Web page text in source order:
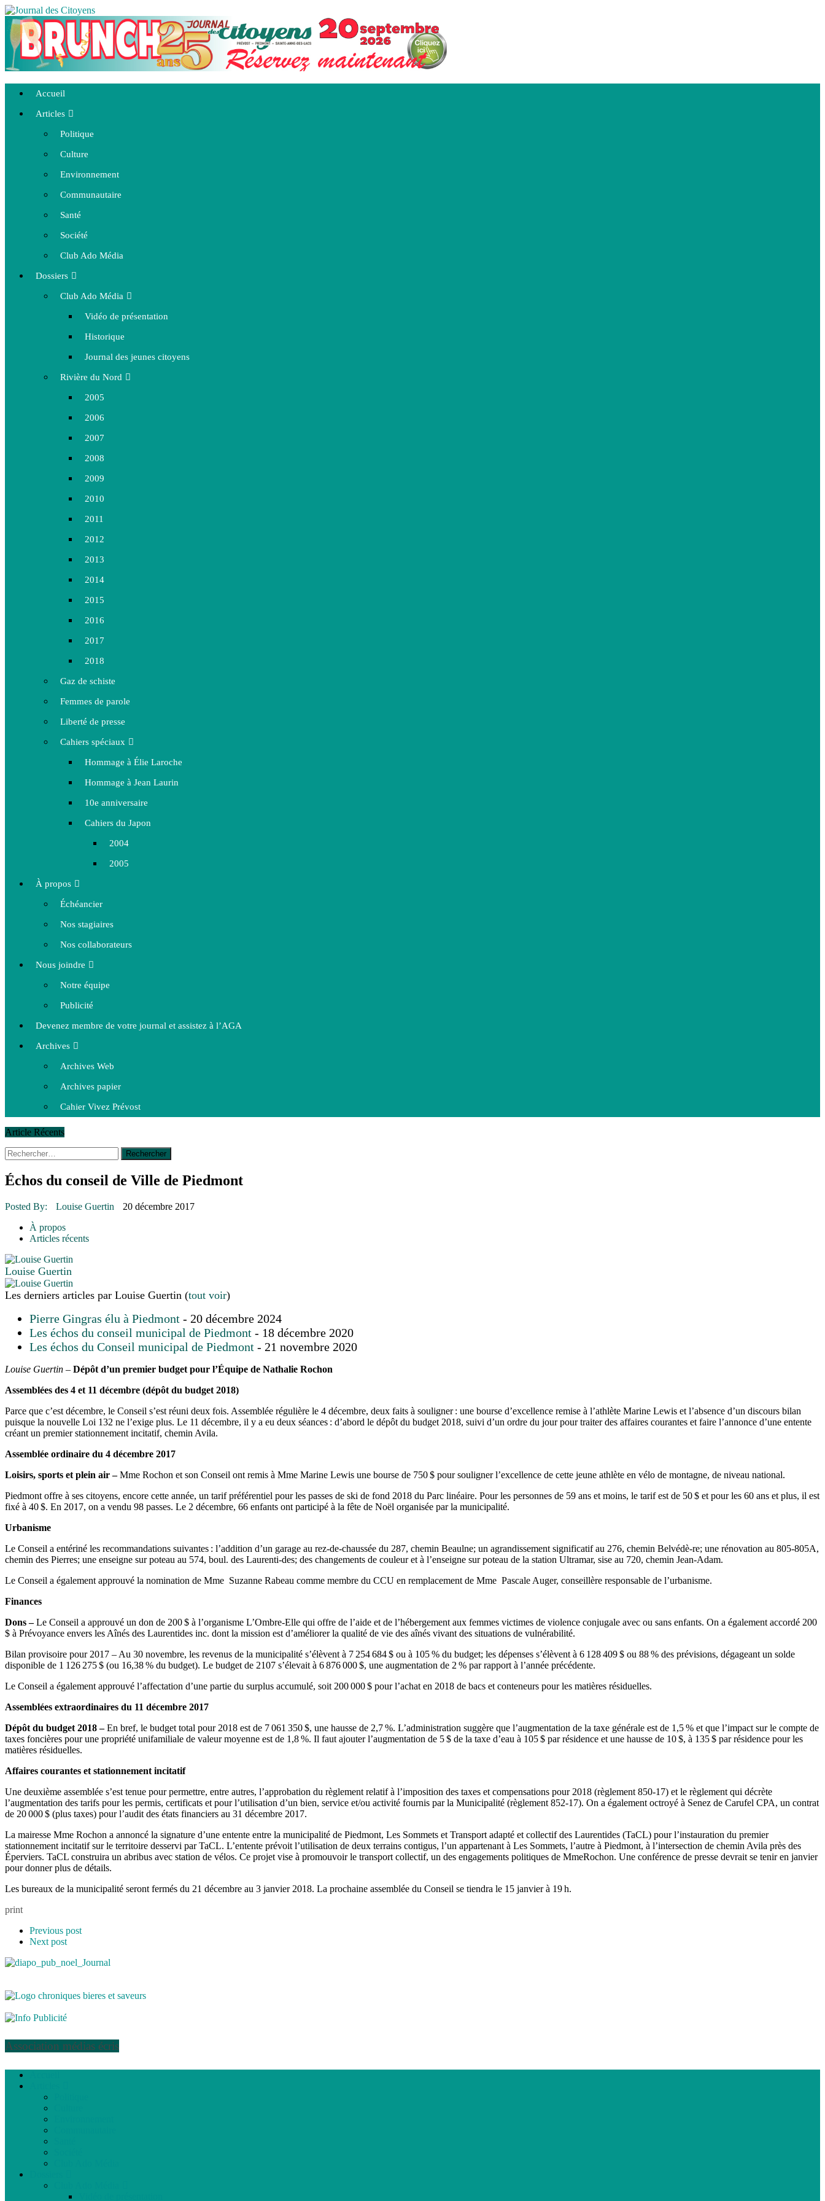
Accueil
Articles
Politique
Culture
Environnement
Communautaire
Santé
Société
Club Ado Média
Dossiers
Club Ado Média
Vidéo de présentation
Historique
Journal des jeunes citoyens
Rivière du Nord
2005
2006
2007
2008
2009
2010
2011
2012
2013
2014
2015
2016
2017
2018
Gaz de schiste
Femmes de parole
Liberté de presse
Cahiers spéciaux
Hommage à Élie Laroche
Hommage à Jean Laurin
10e anniversaire
Cahiers du Japon
2004
2005
À propos
Échéancier
Nos stagiaires
Nos collaborateurs
Nous joindre
Notre équipe
Publicité
Devenez membre de votre journal et assistez à l’AGA
Archives
Archives Web
Archives papier
Cahier Vivez Prévost
Article Récents
14 octobre 2015
La course de boîtes à savon du club Optimiste de Prévost
30 juin 2015
Fantaisie et créativité en mode jeunesse
16 juillet 2026 | Une Saint-Jean rassembleuse
16 juillet 2026 | POLITIQUE
16 juillet 2026
16 juillet 2026
Rechercher :
Échos du conseil de Ville de Piedmont
Posted By: Louise Guertin
20 décembre 2017
À propos
Articles récents
Louise Guertin
Les derniers articles par Louise Guertin (tout voir)
Pierre Gingras élu à Piedmont - 20 décembre 2024
Les échos du conseil municipal de Piedmont - 18 décembre 2020
Les échos du Conseil municipal de Piedmont - 21 novembre 2020
Louise Guertin – Dépôt d’un premier budget pour l’Équipe de Nathalie Rochon
Assemblées des 4 et 11 décembre (dépôt du budget 2018)
Parce que c’est décembre, le Conseil s’est réuni deux fois. Assemblée régulière le 4 décembre, deux faits à souligner : une bourse d’excellence remise à l’athlète Marine Lewis et l’absence d’un discours bilan
puisque la nouvelle Loi 132 ne l’exige plus. Le 11 décembre, il y a eu deux séances : d’abord le dépôt du budget 2018, suivi d’un ordre du jour pour traiter des affaires courantes et faire l’annonce d’une entente
créant un premier stationnement incitatif, chemin Avila.
Assemblée ordinaire du 4 décembre 2017
Loisirs, sports et plein air –Mme Rochon et son Conseil ont remis à Mme Marine Lewis une bourse de 750 $ pour souligner l’excellence de cette jeune athlète en vélo de montagne, de niveau national.
Piedmont offre à ses citoyens, encore cette année, un tarif préférentiel pour les passes de ski de fond 2018 du Parc linéaire. Pour les personnes de 59 ans et moins, le tarif est de 50 $ et pour les 60 ans et plus, il est
fixé à 40 $. En 2017, on a vendu 98 passes. Le 2 décembre, 66 enfants ont participé à la fête de Noël organisée par la municipalité.
Urbanisme
Le Conseil a entériné les recommandations suivantes : l’addition d’un garage au rez-de-chaussée du 287, chemin Beaulne; un agrandissement significatif au 276, chemin Belvédè-re; une rénovation au 805-805A,
chemin des Pierres; une enseigne sur poteau au 574, boul. des Laurenti-des; des changements de couleur et à l’enseigne sur poteau de la station Ultramar, sise au 720, chemin Jean-Adam.
Le Conseil a également approuvé la nomination de Mme Suzanne Rabeau comme membre du CCU en remplacement de Mme Pascale Auger, conseillère responsable de l’urbanisme.
Finances
Dons –Le Conseil a approuvé un don de 200 $ à l’organisme L’Ombre-Elle qui offre de l’aide et de l’hébergement aux femmes victimes de violence conjugale avec ou sans enfants. On a également accordé 200
$ à Prévoyance envers les Aînés des Laurentides inc. dont la mission est d’améliorer la qualité de vie des aînés vivant des situations de vulnérabilité.
Bilan provisoire pour 2017 – Au 30 novembre, les revenus de la municipalité s’élèvent à 7 254 684 $ ou à 105 % du budget; les dépenses s’élèvent à 6 128 409 $ ou 88 % des prévisions, dégageant un solde
disponible de 1 126 275 $ (ou 16,38 % du budget). Le budget de 2107 s’élevait à 6 876 000 $, une augmentation de 2 % par rapport à l’année précédente.
Le Conseil a également approuvé l’affectation d’une partie du surplus accumulé, soit 200 000 $ pour l’achat en 2018 de bacs et conteneurs pour les matières résiduelles.
Assemblées extraordinaires du 11 décembre 2017
Dépôt du budget 2018 –En bref, le budget total pour 2018 est de 7 061 350 $, une hausse de 2,7 %. L’administration suggère que l’augmentation de la taxe générale est de 1,5 % et que l’impact sur le compte de
taxes foncières pour une propriété unifamiliale de valeur moyenne est de 1,8 %. Il faut ajouter l’augmentation de 5 $ de la taxe d’eau à 105 $ par résidence et une hausse de 10 $, à 135 $ par résidence pour les
matières résiduelles.
Affaires courantes et stationnement incitatif
Une deuxième assemblée s’est tenue pour permettre, entre autres, l’approbation du règlement relatif à l’imposition des taxes et compensations pour 2018 (règlement 850-17) et le règlement qui décrète
l’augmentation des tarifs pour les permis, certificats et pour l’utilisation d’un bien, service et/ou activité fournis par la Municipalité (règlement 852-17). On a également octroyé à Senez de Carufel CPA, un contrat
de 20 000 $ (plus taxes) pour l’audit des états financiers au 31 décembre 2017.
La mairesse Mme Rochon a annoncé la signature d’une entente entre la municipalité de Piedmont, Les Sommets et Transport adapté et collectif des Laurentides (TaCL) pour l’instauration du premier
stationnement incitatif sur le territoire desservi par TaCL. L’entente prévoit l’utilisation de deux terrains contigus, l’un appartenant à Les Sommets, l’autre à Piedmont, à l’intersection de chemin Avila près des
Éperviers. TaCL construira un abribus avec station de vélos. Ce projet vise à promouvoir le transport collectif, un des engagements politiques de MmeRochon. Une conférence de presse devrait se tenir en janvier
pour donner plus de détails.
Les bureaux de la municipalité seront fermés du 21 décembre au 3 janvier 2018. La prochaine assemblée du Conseil se tiendra le 15 janvier à 19 h.
print
Previous post
Next post
Association médias écris